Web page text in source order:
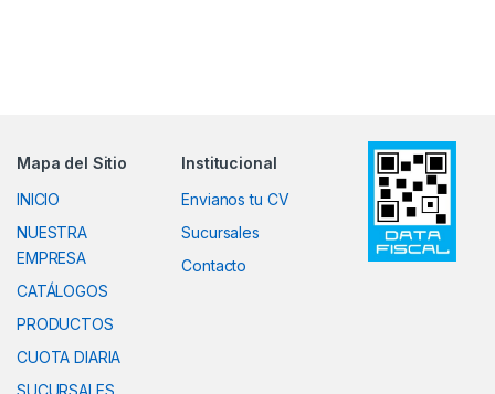
Mapa del Sitio
INICIO
NUESTRA
EMPRESA
CATÁLOGOS
PRODUCTOS
CUOTA DIARIA
SUCURSALES
Institucional
Envianos tu CV
Sucursales
Contacto